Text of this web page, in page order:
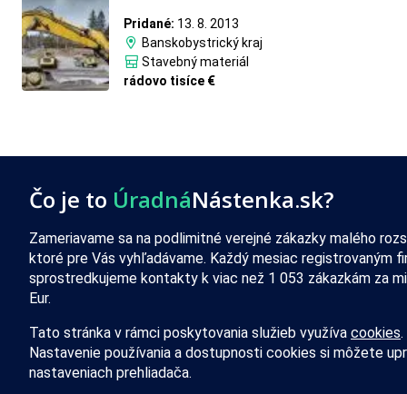
Pridané: 13. 8. 2013
Banskobystrický kraj
Stavebný materiál
rádovo tisíce €
Čo je to ÚradnáNástenka.sk?
Zameriavame sa na podlimitné verejné zákazky malého
ktoré pre Vás vyhľadávame. Každý mesiac registrovaným
sprostredkujeme kontakty k viac než 1 053 zákazkám za
Eur.
Tato stránka v rámci poskytovania služieb využíva cookies.
Nastavenie používania a dostupnosti cookies si môžete
nastaveniach prehliadača.